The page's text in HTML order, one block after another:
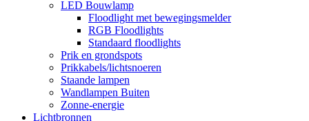
LED Bouwlamp
Floodlight met bewegingsmelder
RGB Floodlights
Standaard floodlights
Prik en grondspots
Prikkabels/lichtsnoeren
Staande lampen
Wandlampen Buiten
Zonne-energie
Lichtbronnen